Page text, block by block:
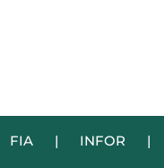
FIA | INFOR |